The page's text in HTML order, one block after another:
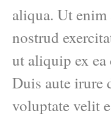
aliqua. Ut
nostrud
ut aliquip ex ea
Duis aute irure
voluptate velit